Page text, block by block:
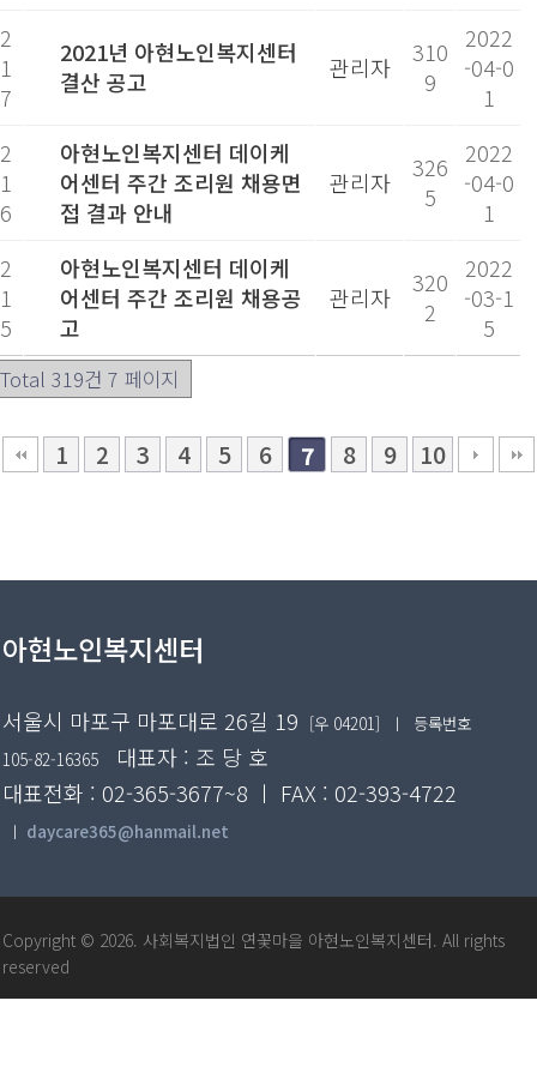
2
1
7
2021년 아현노인복지센터
결산 공고
관리자
310
9
2022
-04-0
1
2
1
6
아현노인복지센터 데이케
어센터 주간 조리원 채용면
접 결과 안내
관리자
326
5
2022
-04-0
1
2
1
5
아현노인복지센터 데이케
어센터 주간 조리원 채용공
고
관리자
320
2
2022
-03-1
5
Total 319건 7 페이지
1 2 3 4 5 6 7 8 9 10
아현노인복지센터
서울시 마포구 마포대로 26길 19 [우 04201]
ㅣ 등록번호
105-82-16365
대표자 : 조 당 호
대표전화 : 02-365-3677~8 ㅣ FAX : 02-393-4722
ㅣ daycare365@hanmail.net
Copyright © 2026. 사회복지법인 연꽃마을 아현노인복지센터. All rights
reserved